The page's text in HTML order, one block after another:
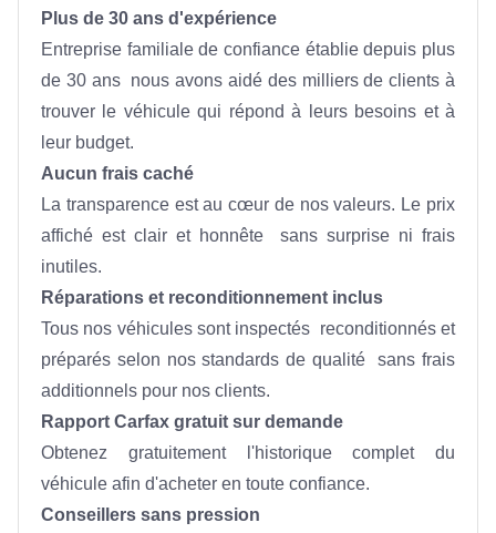
Plus de 30 ans d'expérience
Entreprise familiale de confiance établie depuis plus
de 30 ans  nous avons aidé des milliers de clients à
trouver le véhicule qui répond à leurs besoins et à
leur budget.
Aucun frais caché
La transparence est au cœur de nos valeurs. Le prix
affiché est clair et honnête  sans surprise ni frais
inutiles.
Réparations et reconditionnement inclus
Tous nos véhicules sont inspectés  reconditionnés et
préparés selon nos standards de qualité  sans frais
additionnels pour nos clients.
Rapport Carfax gratuit sur demande
Obtenez gratuitement l'historique complet du
véhicule afin d'acheter en toute confiance.
Conseillers sans pression